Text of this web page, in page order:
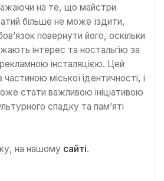
на те, що майстри
більше не може їздити,
повернути його, оскільки
інтерес та ностальгію за
інсталяцією. Цей
міської ідентичності, і
стати важливою ініціативою
спадку та пам’яті
на нашому сайті.